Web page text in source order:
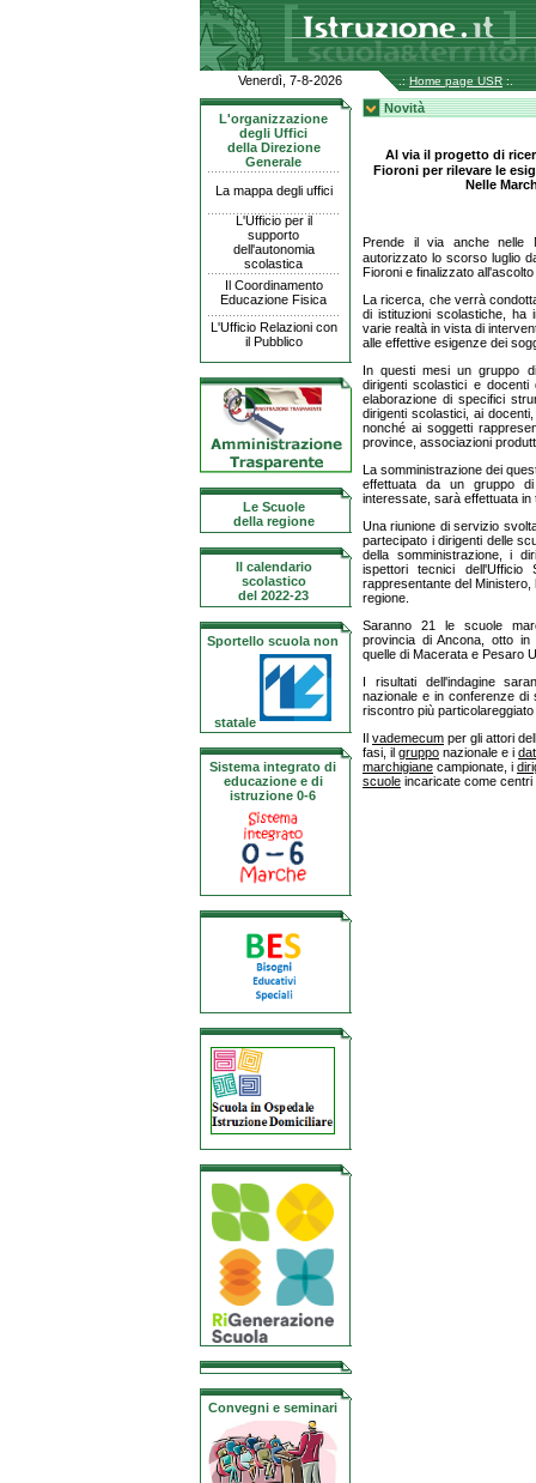
Venerdì, 7-8-2026 .: Home page USR :.
L'organizzazione
degli Uffici
della Direzione
Generale
La mappa degli uffici
L'Ufficio per il
supporto
dell'autonomia
scolastica
Il Coordinamento
Educazione Fisica
L'Ufficio Relazioni con
il Pubblico
Le Scuole
della regione
Il calendario
scolastico
del 2022-23
Sportello scuola non
statale
Sistema integrato di
educazione e di
istruzione 0-6
Convegni e seminari
Novità
Al via il progetto di
Fioroni per rilevare le
Nelle
Prende il via anche nelle
autorizzato lo scorso luglio
Fioroni e finalizzato
La ricerca, che verrà
di istituzioni scolastiche, ha
varie realtà in vista di
alle effettive esigenze dei
In questi mesi un gruppo
dirigenti scolastici e
elaborazione di specifici
dirigenti scolastici, ai
nonché ai soggetti
province, associazioni
La somministrazione dei
effettuata da un gruppo
interessate, sarà effettuata in
Una riunione di servizio
partecipato i dirigenti delle
della somministrazione, i
ispettori tecnici dell'Ufficio
rappresentante del
regione.
Saranno 21 le scuole
provincia di Ancona, otto
quelle di Macerata e Pesaro
I risultati dell'indagine
nazionale e in conferenze di
riscontro più particolareggiato
Il vademecum per gli attori
fasi, il gruppo nazionale e i
marchigiane campionate, i
scuole incaricate come centri